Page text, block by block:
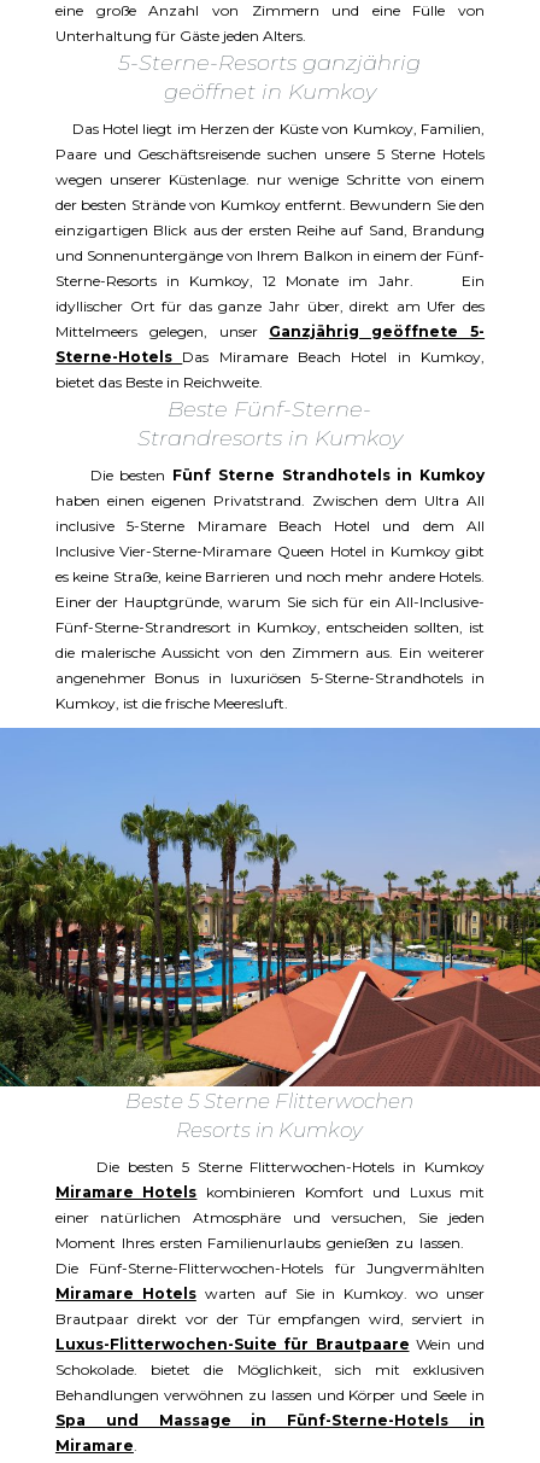
eine große Anzahl von Zimmern und eine Fülle von
Unterhaltung für Gäste jeden Alters.
5-Sterne-Resorts ganzjährig
geöffnet in Kumkoy
Das Hotel liegt im Herzen der Küste von Kumkoy, Familien,
Paare und Geschäftsreisende suchen unsere 5 Sterne Hotels
wegen unserer Küstenlage. nur wenige Schritte von einem
der besten Strände von Kumkoy entfernt. Bewundern Sie den
einzigartigen Blick aus der ersten Reihe auf Sand, Brandung
und Sonnenuntergänge von Ihrem Balkon in einem der Fünf-
Sterne-Resorts in Kumkoy, 12 Monate im Jahr. Ein
idyllischer Ort für das ganze Jahr über, direkt am Ufer des
Mittelmeers gelegen, unser Ganzjährig geöffnete 5-
Sterne-Hotels Das Miramare Beach Hotel in Kumkoy,
bietet das Beste in Reichweite.
Beste Fünf-Sterne-
Strandresorts in Kumkoy
Die besten Fünf Sterne Strandhotels in Kumkoy
haben einen eigenen Privatstrand. Zwischen dem Ultra All
inclusive 5-Sterne Miramare Beach Hotel und dem All
Inclusive Vier-Sterne-Miramare Queen Hotel in Kumkoy gibt
es keine Straße, keine Barrieren und noch mehr andere Hotels.
Einer der Hauptgründe, warum Sie sich für ein All-Inclusive-
Fünf-Sterne-Strandresort in Kumkoy, entscheiden sollten, ist
die malerische Aussicht von den Zimmern aus. Ein weiterer
angenehmer Bonus in luxuriösen 5-Sterne-Strandhotels in
Kumkoy, ist die frische Meeresluft.
Beste 5 Sterne Flitterwochen
Resorts in Kumkoy
Die besten 5 Sterne Flitterwochen-Hotels in Kumkoy
Miramare Hotels kombinieren Komfort und Luxus mit
einer natürlichen Atmosphäre und versuchen, Sie jeden
Moment Ihres ersten Familienurlaubs genießen zu lassen.
Die Fünf-Sterne-Flitterwochen-Hotels für Jungvermählten
Miramare Hotelswarten auf Sie in Kumkoy. wo unser
Brautpaar direkt vor der Tür empfangen wird, serviert in
Luxus-Flitterwochen-Suite für Brautpaare Wein und
Schokolade. bietet die Möglichkeit, sich mit exklusiven
Behandlungen verwöhnen zu lassen und Körper und Seele in
Spa und Massage in Fünf-Sterne-Hotels in
Miramare.